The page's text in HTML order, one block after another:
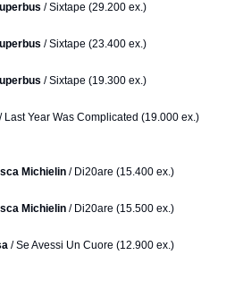
/ Sixtape (29.200 ex.)
/ Sixtape (23.400 ex.)
/ Sixtape (19.300 ex.)
/ Last Year Was Complicated (19.000 ex.)
Michielin/ Di20are (15.400 ex.)
Michielin/ Di20are (15.500 ex.)
/ Se Avessi Un Cuore (12.900 ex.)